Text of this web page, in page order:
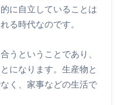
に自立していることは
る時代なのです。
うということであり、
になります。生産物と
く、家事などの生活で